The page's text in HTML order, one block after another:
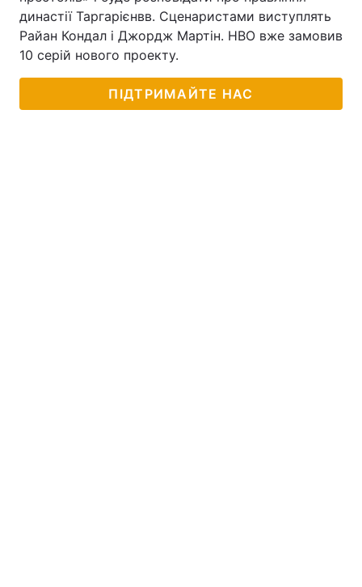
династії Таргарієнвв. Сценаристами виступлять
Райан Кондал і Джордж Мартін. HBO вже замовив
10 серій нового проекту.
ПІДТРИМАЙТЕ НАС